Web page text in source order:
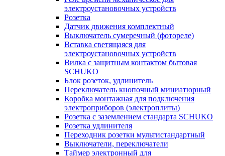
электроустановочных устройств
Розетка
Датчик движения комплектный
Выключатель сумеречный (фотореле)
Вставка светящаяся для
электроустановочных устройств
Вилка с защитным контактом бытовая
SCHUKO
Блок розеток, удлинитель
Переключатель кнопочный миниатюрный
Коробка монтажная для подключения
электроприборов (электроплиты)
Розетка с заземлением стандарта SCHUKO
Розетка удлинителя
Переходник розетки мультистандартный
Выключатели, переключатели
Таймер электронный для